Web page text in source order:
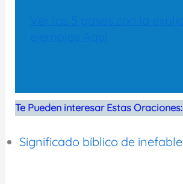
Te Pueden interesar Estas Oraciones:
Significado bíblico de inefable